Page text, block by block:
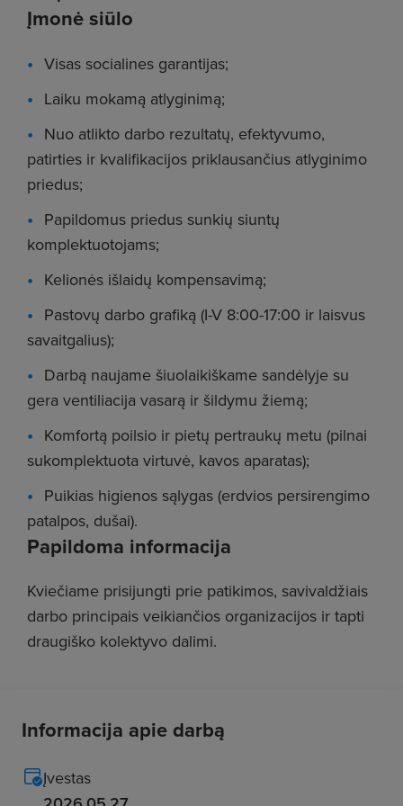
Įmonė siūlo
Visas socialines garantijas;
Laiku mokamą atlyginimą;
Nuo atlikto darbo rezultatų, efektyvumo,
patirties ir kvalifikacijos priklausančius atlyginimo
priedus;
Papildomus priedus sunkių siuntų
komplektuotojams;
Kelionės išlaidų kompensavimą;
Pastovų darbo grafiką (I-V 8:00-17:00 ir laisvus
savaitgalius);
Darbą naujame šiuolaikiškame sandėlyje su
gera ventiliacija vasarą ir šildymu žiemą;
Komfortą poilsio ir pietų pertraukų metu (pilnai
sukomplektuota virtuvė, kavos aparatas);
Puikias higienos sąlygas (erdvios persirengimo
patalpos, dušai).
Papildoma informacija
Kviečiame prisijungti prie patikimos, savivaldžiais
darbo principais veikiančios organizacijos ir tapti
draugiško kolektyvo dalimi.
Informacija apie darbą
Įvestas